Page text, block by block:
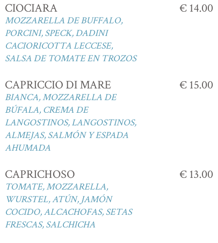
CIOCIARA
MOZZARELLA DE BUFFALO,
PORCINI, SPECK, DADINI
CACIORICOTTA LECCESE,
SALSA DE TOMATE EN TROZOS
€ 14.00
CAPRICCIO DI MARE
BIANCA, MOZZARELLA DE
BÚFALA, CREMA DE
LANGOSTINOS, LANGOSTINOS,
ALMEJAS, SALMÓN Y ESPADA
AHUMADA
€ 15.00
CAPRICHOSO
TOMATE, MOZZARELLA,
WURSTEL, ATÚN, JAMÓN
COCIDO, ALCACHOFAS, SETAS
FRESCAS, SALCHICHA
€ 13.00